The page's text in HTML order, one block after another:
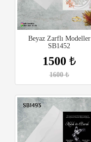
Beyaz Zarflı Modeller
SB1452
1500 ₺
1600₺